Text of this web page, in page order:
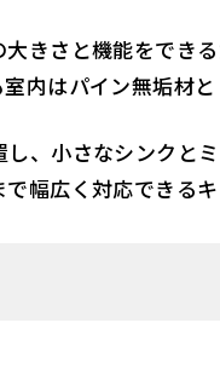
きさと機能をでき
内はパイン無垢材
、小さなシンクと
幅広く対応できる